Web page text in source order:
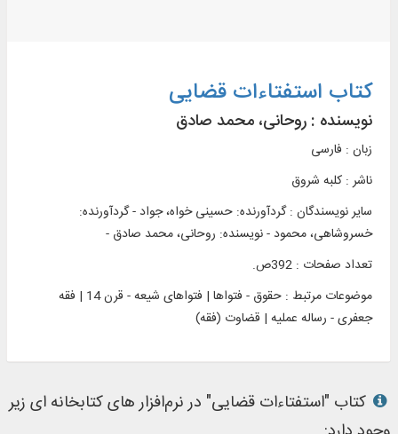
کتاب استفتاءات قضایی
نویسنده : روحانی، محمد صادق
زبان : فارسی
ناشر : کلبه شروق
سایر نویسندگان : گردآورنده: حسینی خواه، جواد - گردآورنده:
خسروشاهی، محمود - نویسنده: روحانی، محمد صادق -
تعداد صفحات : 392ص.
موضوعات مرتبط :
حقوق - فتواها | فتواهای شیعه - قرن 14 | فقه
جعفری - رساله عملیه | قضاوت (فقه)
کتاب "استفتاءات قضایی" در نرم‌افزار های کتابخانه ای زیر